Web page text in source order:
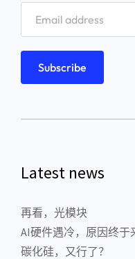
Latest news
再看，光模块
AI硬件遇冷，原因终于
碳化硅，又行了？